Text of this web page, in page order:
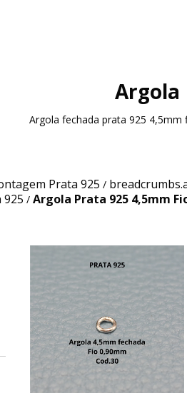
Argola
Argola fechada prata 925
Prata 925 /
925 / Argola Prata 925 4,5mm